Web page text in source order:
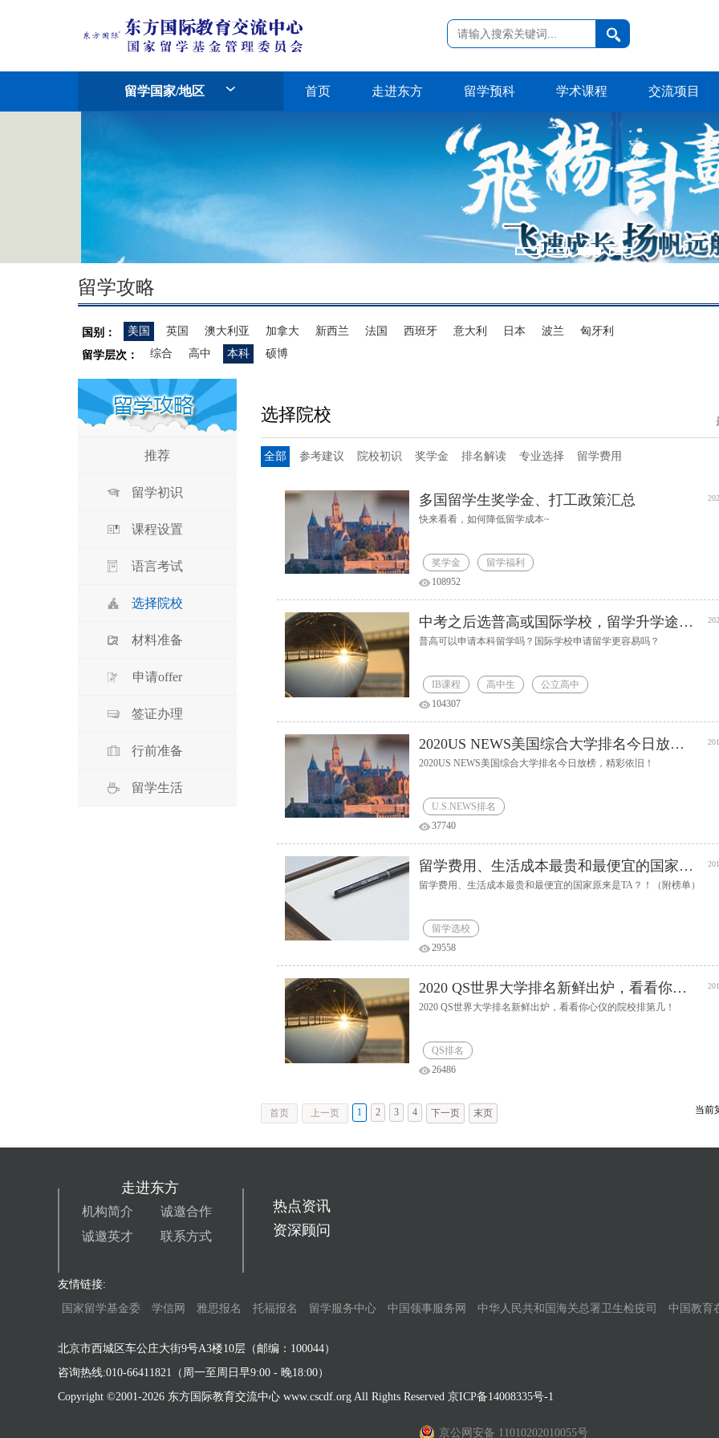
留学国家/地区 首页 走进东方 留学预科 学术课程 交流项目
留学攻略
国别： 美国 英国 澳大利亚 加拿大 新西兰 法国 西班牙 意大利 日本 波兰
匈牙利
留学层次：
综合 高中 本科 硕博
推荐
留学初识
课程设置
语言考试
选择院校
材料准备
申请offer
签证办理
行前准备
留学生活
选择院校
全部 参考建议 院校初识 奖学金 排名解读 专业选择 留学费用
多国留学生奖学金、打工政策汇总
快来看看，如何降低留学成本~
奖学金
留学福利
108952
中考之后选普高或国际学校，留学升学途径解析
普高可以申请本科留学吗？国际学校申请留学更容易吗？
IB课程 高中生
公立高中
104307
2020US NEWS美国综合大学排名今日放榜，精彩依旧！
2020US NEWS美国综合大学排名今日放榜，精彩依旧！
U.S.NEWS排名
37740
留学费用、生活成本最贵和最便宜的国家原来是TA？！（附榜单）
留学费用、生活成本最贵和最便宜的国家原来是TA？！（附榜单）
留学选校
29558
2020 QS世界大学排名新鲜出炉，看看你心仪的院校排第几！
2020 QS世界大学排名新鲜出炉，看看你心仪的院校排第几！
QS排名
26486
末页
下一页
4
3
2
1
上一页
首页 当前
走进东方
机构简介
诚邀合作
诚邀英才
联系方式
热点资讯
资深顾问
友情链接:
国家留学基金委
学信网 雅思报名 托福报名 留学服务中心 中国领事服务网 中华人民共和国海关总署卫生检疫司 中国教育
北京市西城区车公庄大街9号A3楼10层（邮编：100044）
咨询热线:010-66411821（周一至周日早9:00 - 晚18:00）
Copyright ©2001-2026 东方国际教育交流中心 www.cscdf.org All Rights Reserved 京ICP备14008335号-1
京公网安备 11010202010055号